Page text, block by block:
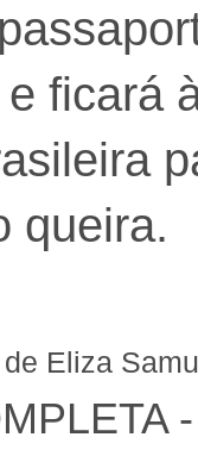
ficará
queira.
Eliza